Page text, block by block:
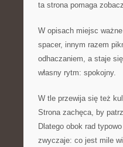
ta strona pomaga
W opisach miejsc
spacer, innym razem
odhaczaniem, a staje
własny rytm: spokojny.
W tle przewija się też
Strona zachęca, by
Dlatego obok rad
zwyczaje: co jest mile